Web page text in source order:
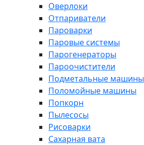
Оверлоки
Отпариватели
Пароварки
Паровые системы
Парогенераторы
Пароочистители
Подметальные машины
Поломойные машины
Попкорн
Пылесосы
Рисоварки
Сахарная вата